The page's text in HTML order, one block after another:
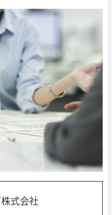
式会社